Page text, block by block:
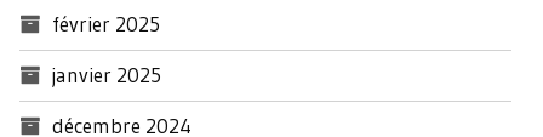
février 2025
janvier 2025
décembre 2024